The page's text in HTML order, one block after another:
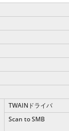
TWAINドライバ
Scan to SMB